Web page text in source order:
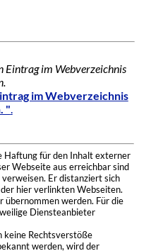
Eintrag im Webverzeichnis
im Webverzeichnis
".
Haftung für den Inhalt externer
Webseite aus erreichbar sind
Er distanziert sich
hier verlinkten Webseiten.
übernommen werden. Für die
Diensteanbieter
keine Rechtsverstöße
werden, wird der